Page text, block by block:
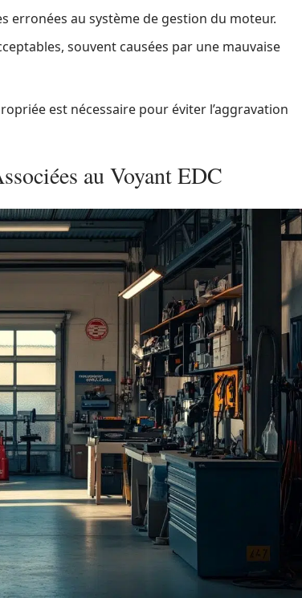
erronées au système de gestion du moteur.
souvent causées par une mauvaise
est nécessaire pour éviter l’aggravation
au Voyant EDC